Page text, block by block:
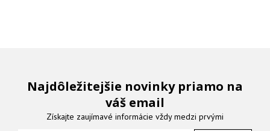
Najdôležitejšie novinky priamo na
váš email
Získajte zaujímavé informácie vždy medzi prvými